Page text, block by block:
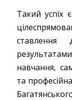
Такий успіх
навчання,
та